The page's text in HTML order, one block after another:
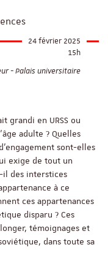
24 février 2025
15h
- Palais universitaire
grandi en URSS ou
adulte ? Quelles
sont-elles
exige de tout un
il des interstices
à ce
ces appartenances
disparu ? Ces
témoignages et
dans toute sa